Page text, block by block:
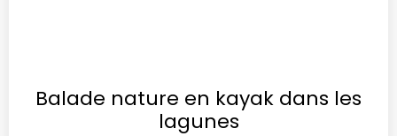
Balade nature en kayak dans les
lagunes